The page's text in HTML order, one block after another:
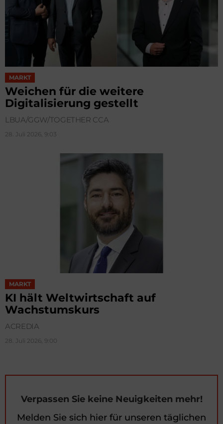
MARKT
Weichen für die weitere
Digitalisierung gestellt
LBUA/GGW/TOGETHER CCA
28. Juli 2026, 9:03
MARKT
KI hält Weltwirtschaft auf
Wachstumskurs
ACREDIA
28. Juli 2026, 9:00
Verpassen Sie keine Neuigkeiten mehr!
Melden Sie sich hier für unseren täglichen